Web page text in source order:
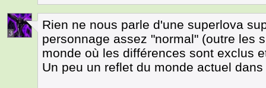
3
Rien ne nous parle d'une superlova
personnage assez "normal" (outre les
monde où les différences sont exclus
Un peu un reflet du monde actuel